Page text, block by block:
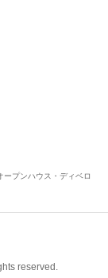
プンハウス・ディベロ
reserved.